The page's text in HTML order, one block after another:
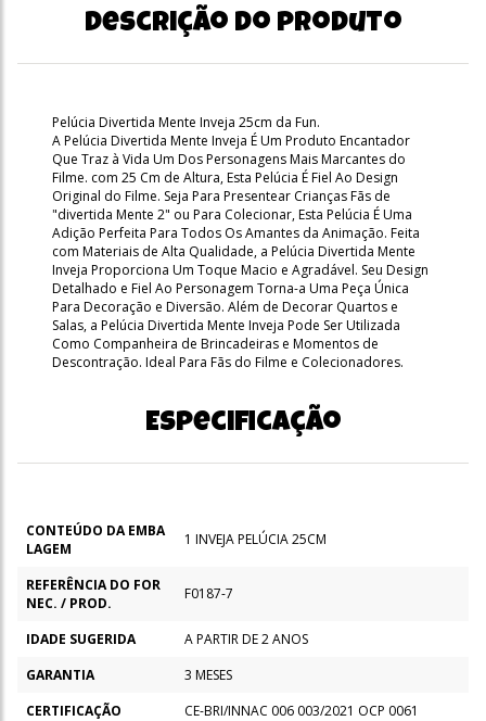
Descrição do produto
Pelúcia Divertida Mente Inveja 25cm da Fun.
A Pelúcia Divertida Mente Inveja É Um Produto Encantador
Que Traz à Vida Um Dos Personagens Mais Marcantes do
Filme. com 25 Cm de Altura, Esta Pelúcia É Fiel Ao Design
Original do Filme. Seja Para Presentear Crianças Fãs de
"divertida Mente 2" ou Para Colecionar, Esta Pelúcia É Uma
Adição Perfeita Para Todos Os Amantes da Animação. Feita
com Materiais de Alta Qualidade, a Pelúcia Divertida Mente
Inveja Proporciona Um Toque Macio e Agradável. Seu Design
Detalhado e Fiel Ao Personagem Torna-a Uma Peça Única
Para Decoração e Diversão. Além de Decorar Quartos e
Salas, a Pelúcia Divertida Mente Inveja Pode Ser Utilizada
Como Companheira de Brincadeiras e Momentos de
Descontração. Ideal Para Fãs do Filme e Colecionadores.
Especificação
CONTEÚDO DA EMBA
LAGEM
1 INVEJA PELÚCIA 25CM
REFERÊNCIA DO FOR
NEC. / PROD.
F0187-7
IDADE SUGERIDA
A PARTIR DE 2 ANOS
GARANTIA
3 MESES
CERTIFICAÇÃO
CE-BRI/INNAC 006 003/2021 OCP 0061